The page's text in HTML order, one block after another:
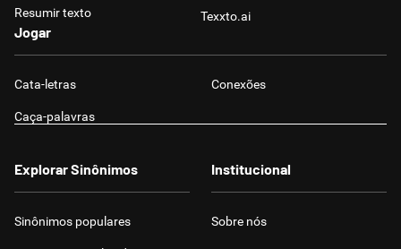
Resumir texto Texxto.ai
Jogar
Cata-letras Conexões
Caça-palavras
Explorar Sinônimos
Sinônimos populares
Institucional
Sobre nós